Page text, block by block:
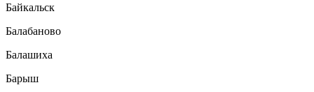
Байкальск
Балабаново
Балашиха
Барыш